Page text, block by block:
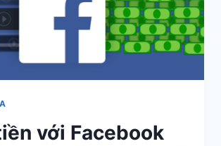
với Facebook